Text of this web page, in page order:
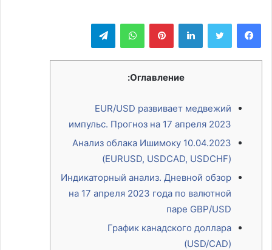
لينكدإن بينتيريست واتساب
Оглавление:
EUR/USD развивает медвежий
импульс. Прогноз на 17 апреля 2023
Анализ облака Ишимоку 10.04.2023
(EURUSD, USDCAD, USDCHF)
Индикаторный анализ. Дневной обзор
на 17 апреля 2023 года по валютной
паре GBP/USD
График канадского доллара
(USD/CAD)